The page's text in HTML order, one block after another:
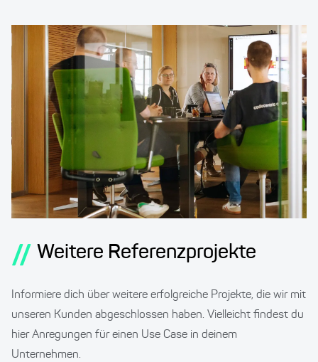
// Weitere Referenzprojekte
Informiere dich über weitere erfolgreiche Projekte, die wir mit
unseren Kunden abgeschlossen haben. Vielleicht findest du
hier Anregungen für einen Use Case in deinem
Unternehmen.